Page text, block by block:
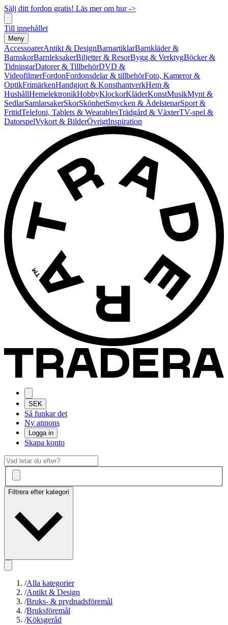
Sälj ditt fordon gratis! Läs mer om hur ->
Till innehållet
Meny
AccessoarerAntikt & DesignBarnartiklarBarnkläder &
BarnskorBarnleksakerBiljetter & ResorBygg & VerktygBöcker &
TidningarDatorer & TillbehörDVD &
VideofilmerFordonFordonsdelar & tillbehörFoto, Kameror &
OptikFrimärkenHandgjort & KonsthantverkHem &
HushållHemelektronikHobbyKlockorKläderKonstMusikMynt &
SedlarSamlarsakerSkorSkönhetSmycken & ÄdelstenarSport &
FritidTelefoni, Tablets & WearablesTrädgård & VäxterTV-spel &
DatorspelVykort & BilderÖvrigtInspiration
SEK
Så funkar det
Ny annons
Logga in
Skapa konto
Filtrera efter kategori
/Alla kategorier
/Antikt & Design
/Bruks- & prydnadsföremål
/Bruksföremål
/Köksgeråd